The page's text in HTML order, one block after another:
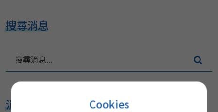
搜尋消息
息
.消息分類 Cookies